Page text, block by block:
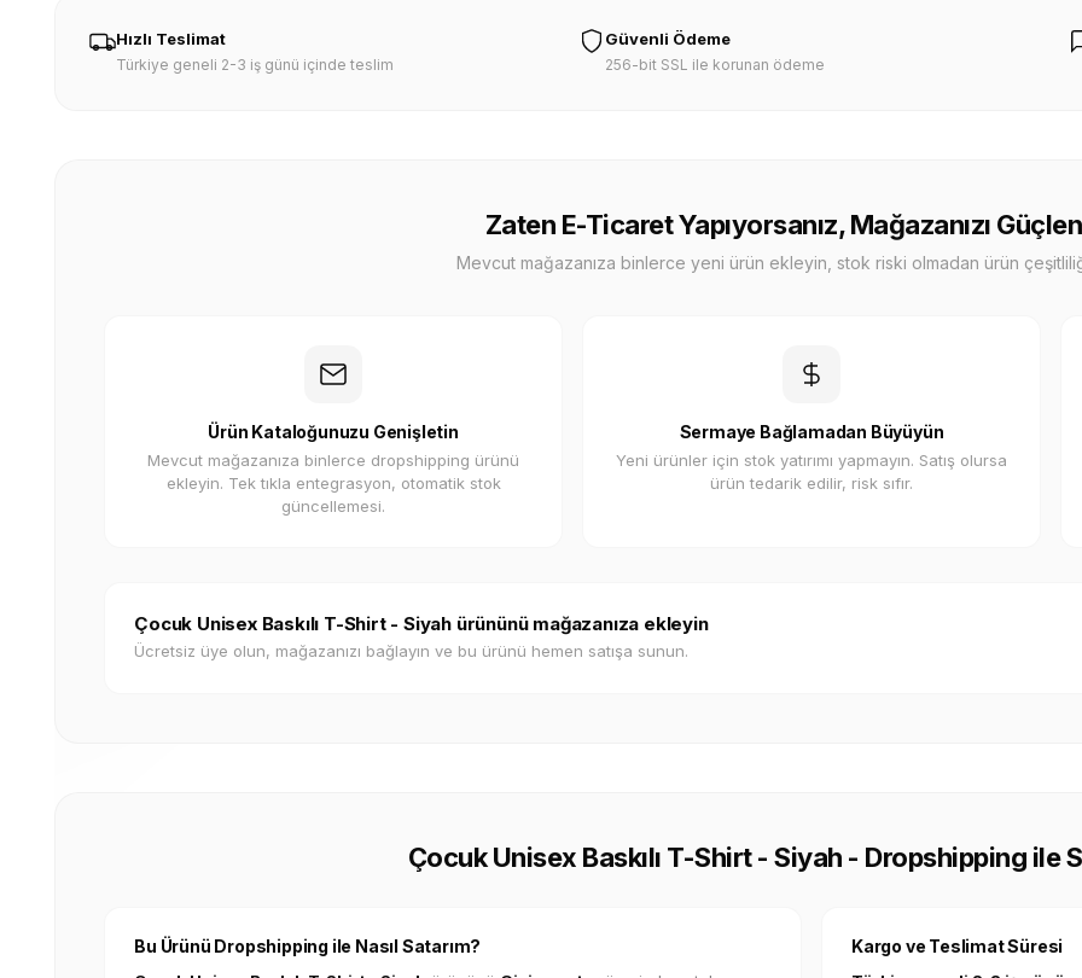
Hızlı Teslimat
Türkiye geneli 2-3 iş günü içinde teslim
Güvenli Ödeme
256-bit SSL ile korunan ödeme
Zaten E-Ticaret Yapıyorsanız, Mağazanızı
Mevcut mağazanıza binlerce yeni ürün ekleyin, stok riski olmadan ürün
Ürün Kataloğunuzu Genişletin
Mevcut mağazanıza binlerce dropshipping ürünü
ekleyin. Tek tıkla entegrasyon, otomatik stok
güncellemesi.
Sermaye Bağlamadan Büyüyün
Yeni ürünler için stok yatırımı yapmayın. Satış olursa
ürün tedarik edilir, risk sıfır.
Çocuk Unisex Baskılı T-Shirt - Siyah ürününü mağazanıza ekleyin
Ücretsiz üye olun, mağazanızı bağlayın ve bu ürünü hemen satışa sunun.
Çocuk Unisex Baskılı T-Shirt - Siyah - Dropshipping ile
Bu Ürünü Dropshipping ile Nasıl Satarım? Kargo ve Teslimat Süresi